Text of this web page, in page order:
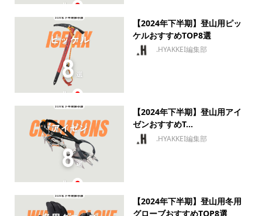
【2024年下半期】登山用ピッ
ケルおすすめTOP8選
.HYAKKEI編集部
【2024年下半期】登山用アイ
ゼンおすすめT...
.HYAKKEI編集部
【2024年下半期】登山用冬用
グローブおすすめTOP8選